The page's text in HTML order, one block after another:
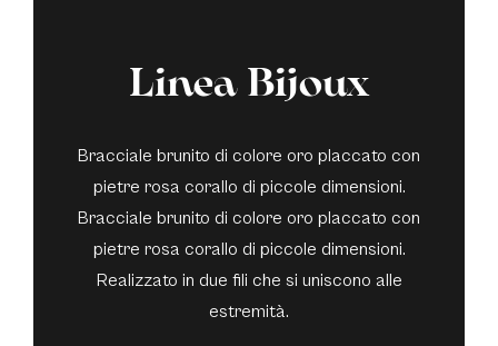
Linea Bijoux
Bracciale brunito di colore oro placcato con
pietre rosa corallo di piccole dimensioni.
Bracciale brunito di colore oro placcato con
pietre rosa corallo di piccole dimensioni.
Realizzato in due fili che si uniscono alle
estremità.